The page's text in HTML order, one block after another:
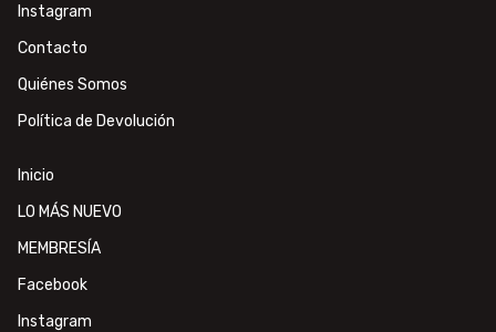
Instagram
Contacto
Quiénes Somos
Política de Devolución
Inicio
LO MÁS NUEVO
MEMBRESÍA
Facebook
Instagram